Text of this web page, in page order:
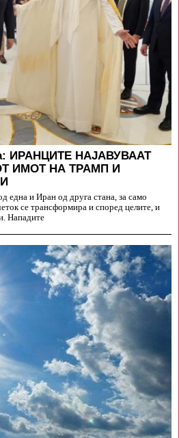
ИРАНЦИТЕ НАЈАВУВААТ
ИМОТ НА ТРАМП И
една и Иран од друга стана, за само
се трансформира и според целите, и
Нападите